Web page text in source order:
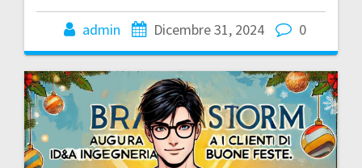
admin Dicembre 31, 2024 0